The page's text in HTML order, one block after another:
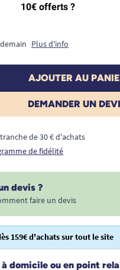
Plus d'info
AJOUTER AU
DEMANDER UN
de 30 € d'achats
de fidélité
devis ?
faire un devis
159€ d'achats sur tout le site
domicile ou en point